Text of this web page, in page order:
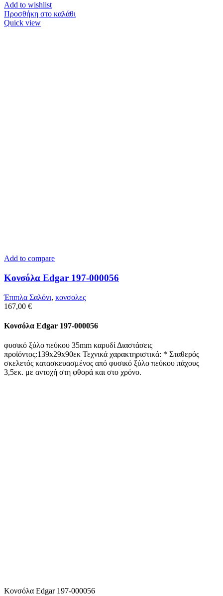
Add to wishlist
Προσθήκη στο καλάθι
Quick view
Add to compare
Κονσόλα Edgar 197-000056
Έπιπλα Σαλόνι, κονσολες
167,00 €
Κονσόλα Edgar 197-000056
φυσικό ξύλο πεύκου 35mm καρυδί Διαστάσεις
προϊόντος:139x29x90εκ Τεχνικά χαρακτηριστικά: * Σταθερός
σκελετός κατασκευασμένος από φυσικό ξύλο πεύκου πάχους
3,5εκ. με αντοχή στη φθορά και στο χρόνο.
Κονσόλα Edgar 197-000056